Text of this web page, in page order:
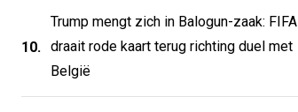
10.
Trump mengt zich in Balogun-zaak: FIFA
draait rode kaart terug richting duel met
België